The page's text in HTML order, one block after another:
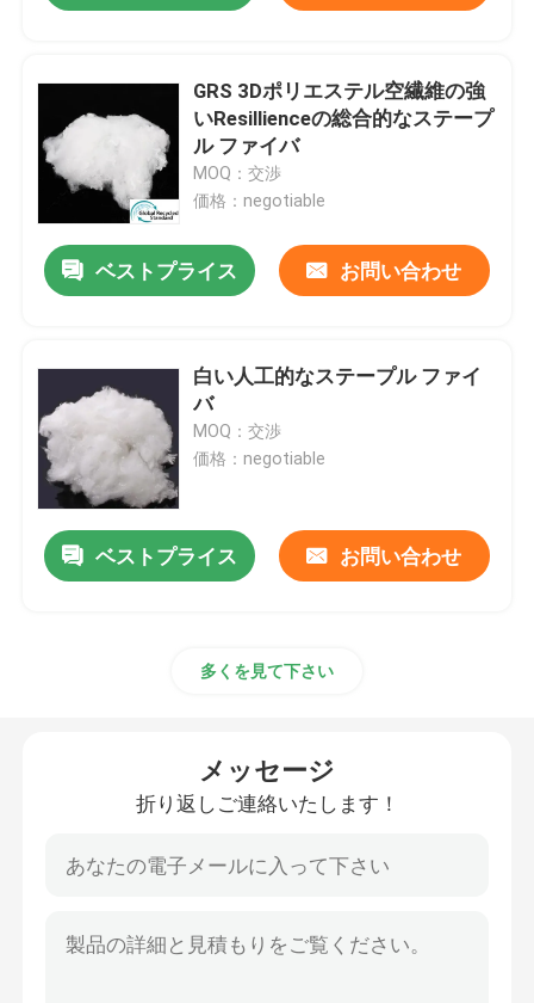
企業情報
会社案内
GRS 3Dポリエステル空繊維の強
いResillienceの総合的なステープ
ル ファイバ
MOQ：交渉
価格：negotiable
ベストプライス お問い合わせ
白い人工的なステープル ファイ
バ
MOQ：交渉
価格：negotiable
ベストプライス お問い合わせ
多くを見て下さい
メッセージ
折り返しご連絡いたします！